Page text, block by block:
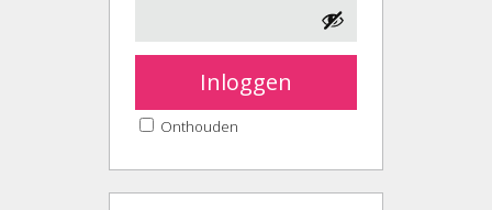
Inloggen
Onthouden